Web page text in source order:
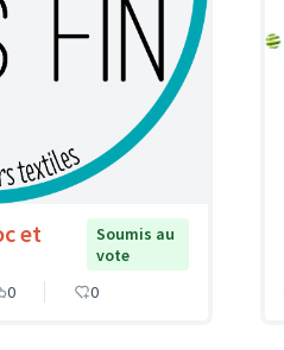
et
Soumis au
vote
0 0